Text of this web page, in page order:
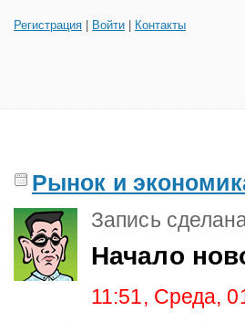
Регистрация Войти Контакты
Рынок и
Запись
Начало
11:51, Среда,